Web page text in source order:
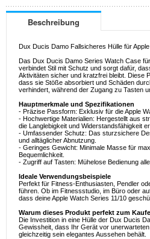
Beschreibung
Dux Ducis Damo Fallsicheres Hülle für
Das Dux Ducis Damo Series Watch Case
verbindet Stil mit Schutz und sorgt dafür,
Aktivitäten sicher und kratzfrei bleibt. Diese
dass sie Stöße absorbiert und Schäden
verhindert, während der Zugang zu Tasten
Hauptmerkmale und Spezifikationen
- Präzise Passform: Exklusiv für die Apple
- Hochwertige Materialien: Hergestellt aus
die Langlebigkeit und Widerstandsfähigkeit
- Umfassender Schutz: Das sturzsichere
und alltäglicher Abnutzung.
- Geringes Gewicht: Minimale Masse für
Bequemlichkeit.
- Zugriff auf Tasten: Mühelose Bedienung
Ideale Verwendungsbeispiele
Perfekt für Fitness-Enthusiasten, Pendler
führen. Ob im Fitnessstudio, im Büro oder
dass deine Apple Watch Series 11/10
Warum dieses Produkt perfekt zum
Die Investition in eine Hülle der Dux Ducis
Gewissheit, dass Ihr Gerät vor
gleichzeitig sein elegantes Aussehen behält.